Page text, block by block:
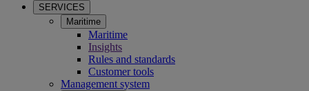
SERVICES
Maritime
Maritime
Insights
Rules and standards
Customer tools
Management system